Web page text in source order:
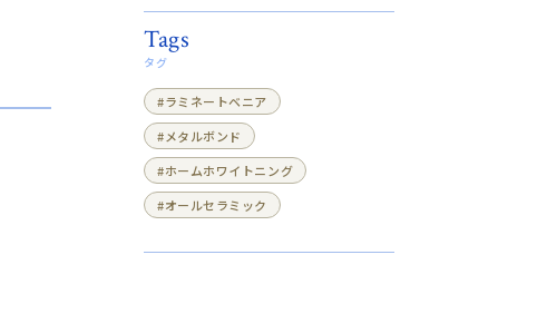
Tags
タグ
#ラミネートベニア
#メタルボンド
#ホームホワイトニング
#オールセラミック